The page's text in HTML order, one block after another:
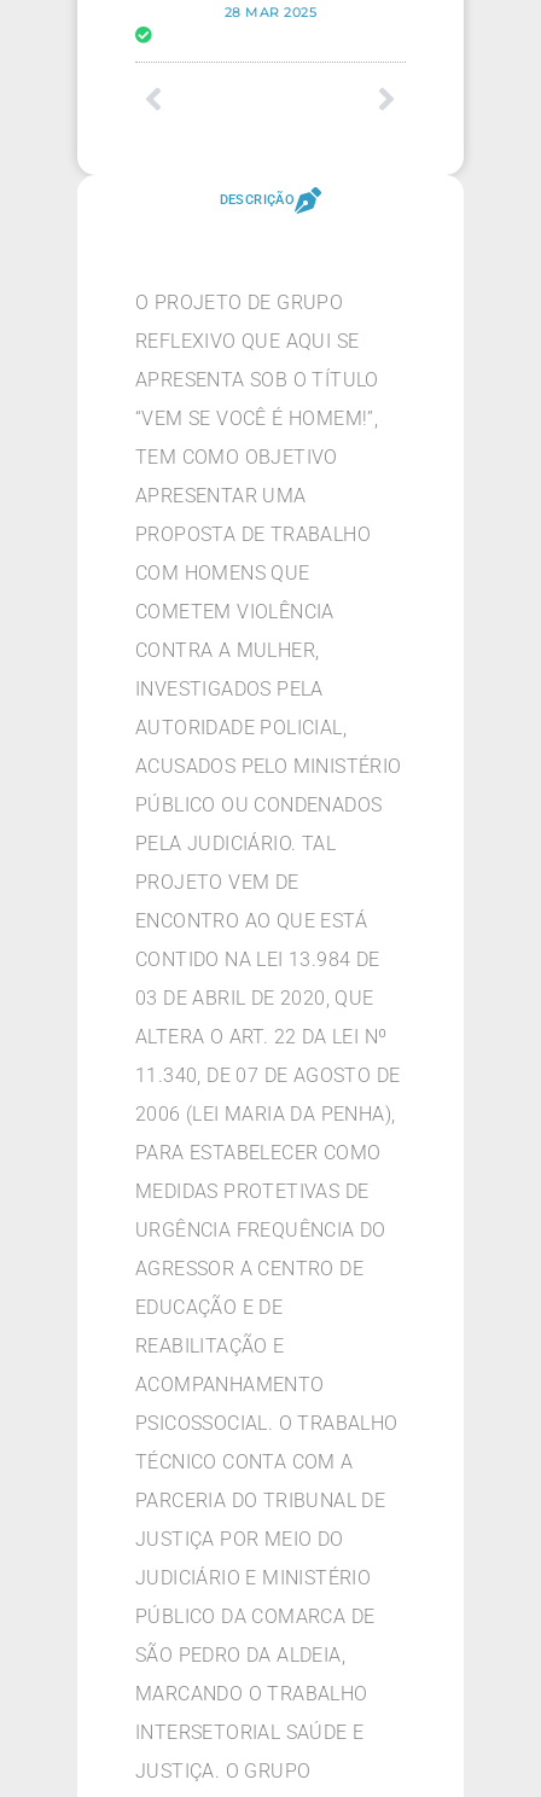
28 MAR 2025
DESCRIÇÃO
O PROJETO DE GRUPO
REFLEXIVO QUE AQUI SE
APRESENTA SOB O TÍTULO
“VEM SE VOCÊ É HOMEM!”,
TEM COMO OBJETIVO
APRESENTAR UMA
PROPOSTA DE TRABALHO
COM HOMENS QUE
COMETEM VIOLÊNCIA
CONTRA A MULHER,
INVESTIGADOS PELA
AUTORIDADE POLICIAL,
ACUSADOS PELO MINISTÉRIO
PÚBLICO OU CONDENADOS
PELA JUDICIÁRIO. TAL
PROJETO VEM DE
ENCONTRO AO QUE ESTÁ
CONTIDO NA LEI 13.984 DE
03 DE ABRIL DE 2020, QUE
ALTERA O ART. 22 DA LEI Nº
11.340, DE 07 DE AGOSTO DE
2006 (LEI MARIA DA PENHA),
PARA ESTABELECER COMO
MEDIDAS PROTETIVAS DE
URGÊNCIA FREQUÊNCIA DO
AGRESSOR A CENTRO DE
EDUCAÇÃO E DE
REABILITAÇÃO E
ACOMPANHAMENTO
PSICOSSOCIAL. O TRABALHO
TÉCNICO CONTA COM A
PARCERIA DO TRIBUNAL DE
JUSTIÇA POR MEIO DO
JUDICIÁRIO E MINISTÉRIO
PÚBLICO DA COMARCA DE
SÃO PEDRO DA ALDEIA,
MARCANDO O TRABALHO
INTERSETORIAL SAÚDE E
JUSTIÇA. O GRUPO